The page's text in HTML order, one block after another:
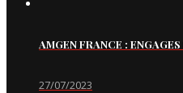
AMGEN FRANCE :
27/07/2023